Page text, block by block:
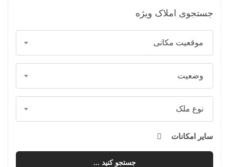
جستجوی املاک ویژه
موقعیت مکانی
وضعیت
نوع ملک
سایر امکانات
جستجو کنید ...